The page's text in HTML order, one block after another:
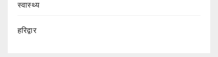
स्वास्थ्य
हरिद्वार